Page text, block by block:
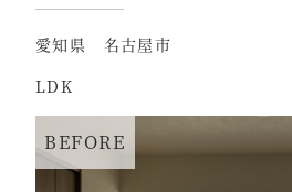
愛知県 名古屋市
LDK
BEFORE